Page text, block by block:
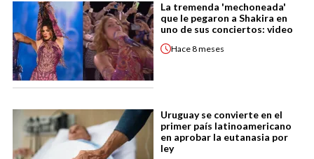
La tremenda 'mechoneada'
que le pegaron a Shakira en
uno de sus conciertos: video
Hace8 meses
Uruguay se convierte en el
primer país latinoamericano
en aprobar la eutanasia por
ley